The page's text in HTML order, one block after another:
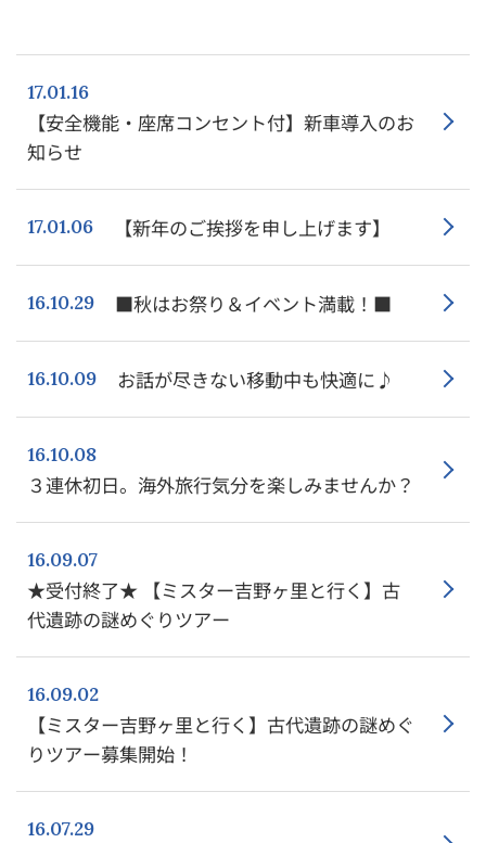
17.01.16
【安全機能・座席コンセント付】新車導入のお
知らせ
17.01.06 【新年のご挨拶を申し上げます】
16.10.29 ■秋はお祭り＆イベント満載！■
16.10.09 お話が尽きない移動中も快適に♪
16.10.08
３連休初日。海外旅行気分を楽しみませんか？
16.09.07
★受付終了★ 【ミスター吉野ヶ里と行く】古
代遺跡の謎めぐりツアー
16.09.02
【ミスター吉野ヶ里と行く】古代遺跡の謎めぐ
りツアー募集開始！
16.07.29